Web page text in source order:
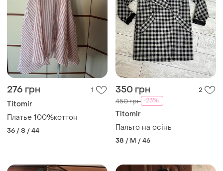
276 грн 1
Titomir
Платье 100%коттон
36 / S / 44
350 грн 2
450 грн -23%
Titomir
Пальто на осінь
38 / M / 46